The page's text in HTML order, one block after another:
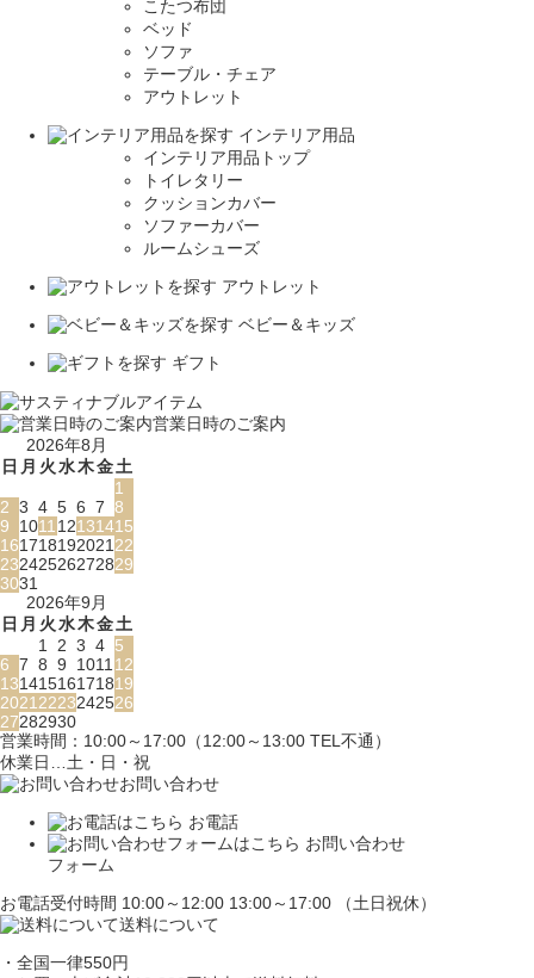
こたつ布団
ベッド
ソファ
テーブル・チェア
アウトレット
インテリア用品
インテリア用品トップ
トイレタリー
クッションカバー
ソファーカバー
ルームシューズ
アウトレット
ベビー＆キッズ
ギフト
営業日時のご案内
2026年8月
日 月 火水木金土
1
2 3 4 5 6 7 8
9
101112131415
16171819202122
23242526272829
3031
2026年9月
日 月 火水木金土
1 2 3 4 5
6 7 8 9 101112
13141516171819
20212223242526
27282930
営業時間：10:00～17:00（12:00～13:00 TEL不通）
休業日…土・日・祝
お問い合わせ
お電話
お問い合わせ
フォーム
お電話受付時間 10:00～12:00 13:00～17:00 （土日祝休）
送料について
・全国一律550円